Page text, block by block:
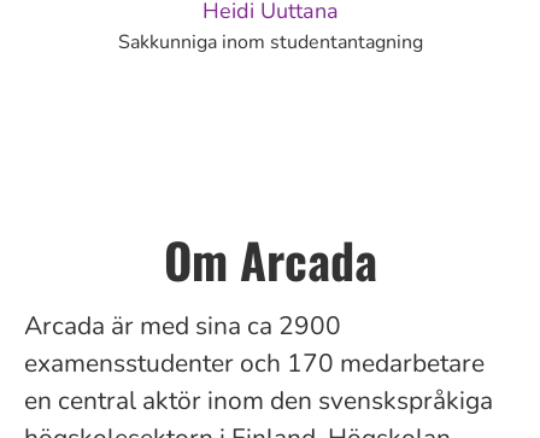
Heidi Uuttana
Sakkunniga inom studentantagning
Om Arcada
Arcada är med sina ca 2900
examensstudenter och 170 medarbetare
en central aktör inom den svenskspråkiga